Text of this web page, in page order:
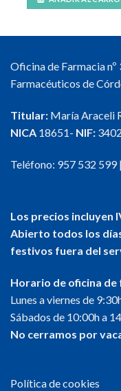
Oficina de Farmacia
Farmacéuticos de
Titular: María Araceli
NICA 18651- NIF:
Teléfono: 957 532 599|
Los precios incluyen
Abierto todos los
festivos fuera del
Horario de oficina de
Lunes a viernes de
Sábados de 10:00h a
No cerramos por
Política de cookies